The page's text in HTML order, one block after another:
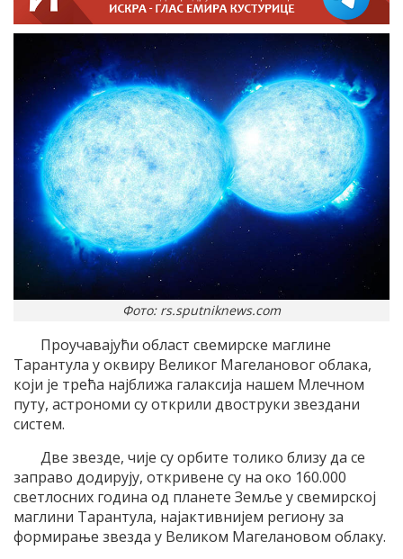
Фото: rs.sputniknews.com
Проучавајући област свемирске маглине
Тарантула у оквиру Великог Магелановог облака,
који је трећа најближа галаксија нашем Млечном
путу, астрономи су открили двоструки звездани
систем.
Две звезде, чије су орбите толико близу да се
заправо додирују, откривене су на око 160.000
светлосних година од планете Земље у свемирској
маглини Тарантула, најактивнијем региону за
формирање звезда у Великом Магелановом облаку.